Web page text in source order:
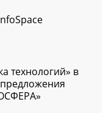
технологий» в